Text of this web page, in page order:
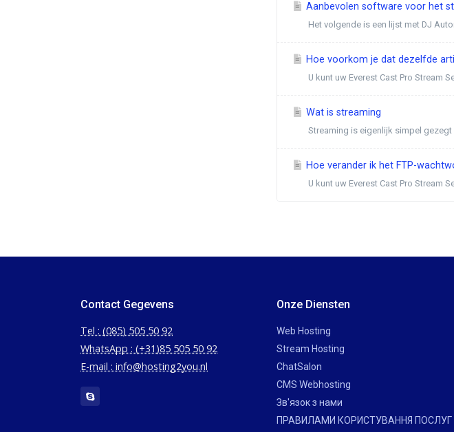
Aanbevolen software voor het
Het volgende is een lijst met DJ
Hoe voorkom je dat dezelfde
U kunt uw Everest Cast Pro Stream
Wat is streaming
Streaming is eigenlijk simpel gezegt
Hoe verander ik het FTP-
U kunt uw Everest Cast Pro Stream
Contact Gegevens
Tel : (085) 505 50 92
WhatsApp : (+31)85 505 50 92
E-mail : info@hosting2you.nl
Onze Diensten
Web Hosting
Stream Hosting
ChatSalon
CMS Webhosting
Зв'язок з нами
ПРАВИЛАМИ КОРИСТУВАННЯ ПОСЛУГ